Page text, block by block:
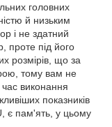
головних
й низьким
і не здатний
проте під його
розмірів, що за
тому вам не
виконання
показників
є пам'ять, у цьому